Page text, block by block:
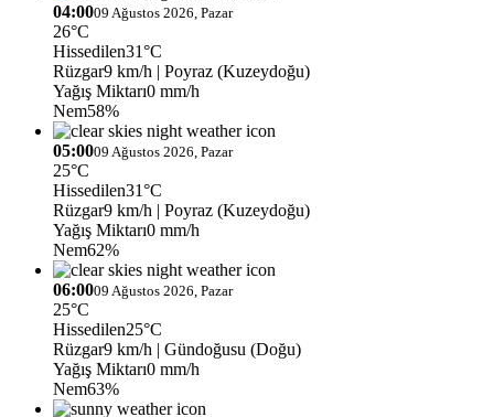
04:0009 Ağustos 2026, Pazar
26°C
Hissedilen31°C
Rüzgar9 km/h | Poyraz (Kuzeydoğu)
Yağış Miktarı0 mm/h
Nem58%
05:0009 Ağustos 2026, Pazar
25°C
Hissedilen31°C
Rüzgar9 km/h | Poyraz (Kuzeydoğu)
Yağış Miktarı0 mm/h
Nem62%
06:0009 Ağustos 2026, Pazar
25°C
Hissedilen25°C
Rüzgar9 km/h | Gündoğusu (Doğu)
Yağış Miktarı0 mm/h
Nem63%